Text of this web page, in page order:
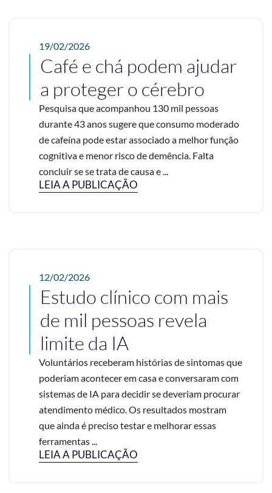
19/02/2026
Café e chá podem ajudar
a proteger o cérebro
Pesquisa que acompanhou 130 mil pessoas
durante 43 anos sugere que consumo moderado
de cafeína pode estar associado a melhor função
cognitiva e menor risco de demência. Falta
concluir se se trata de causa e ...
LEIA A PUBLICAÇÃO
12/02/2026
Estudo clínico com mais
de mil pessoas revela
limite da IA
Voluntários receberam histórias de sintomas que
poderiam acontecer em casa e conversaram com
sistemas de IA para decidir se deveriam procurar
atendimento médico. Os resultados mostram
que ainda é preciso testar e melhorar essas
ferramentas ...
LEIA A PUBLICAÇÃO